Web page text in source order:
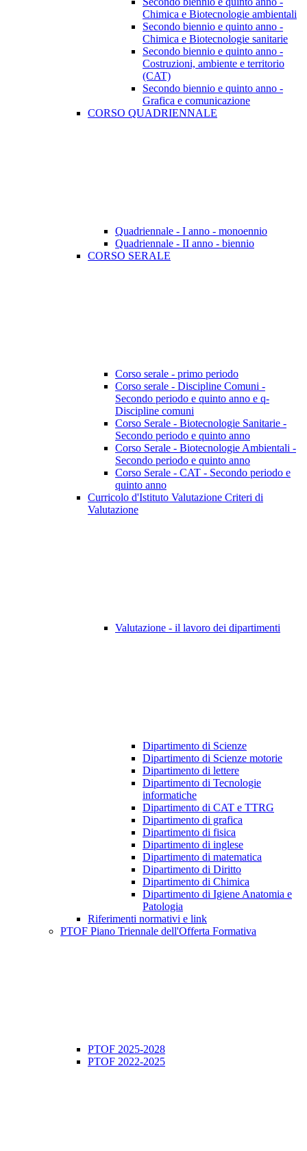
Chimica e Biotecnologie ambientali
Secondo biennio e quinto anno -
Chimica e Biotecnologie sanitarie
Secondo biennio e quinto anno -
Costruzioni, ambiente e territorio
(CAT)
Secondo biennio e quinto anno -
Grafica e comunicazione
CORSO QUADRIENNALE
Quadriennale - I anno - monoennio
Quadriennale - II anno - biennio
CORSO SERALE
Corso serale - primo periodo
Corso serale - Discipline Comuni -
Secondo periodo e quinto anno e q-
Discipline comuni
Corso Serale - Biotecnologie Sanitarie -
Secondo periodo e quinto anno
Corso Serale - Biotecnologie Ambientali -
Secondo periodo e quinto anno
Corso Serale - CAT - Secondo periodo e
quinto anno
Curricolo d'Istituto Valutazione Criteri di
Valutazione
Valutazione - il lavoro dei dipartimenti
Dipartimento di Scienze
Dipartimento di Scienze motorie
Dipartimento di lettere
Dipartimento di Tecnologie
informatiche
Dipartimento di CAT e TTRG
Dipartimento di grafica
Dipartimento di fisica
Dipartimento di inglese
Dipartimento di matematica
Dipartimento di Diritto
Dipartimento di Chimica
Dipartimento di Igiene Anatomia e
Patologia
Riferimenti normativi e link
PTOF Piano Triennale dell'Offerta Formativa
PTOF 2025-2028
PTOF 2022-2025